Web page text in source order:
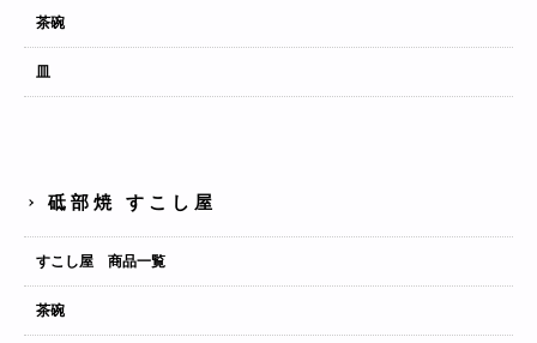
茶碗
皿
砥部焼 すこし屋
すこし屋 商品一覧
茶碗